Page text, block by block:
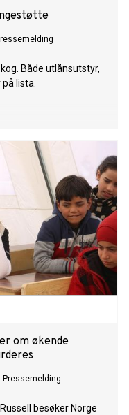
Både utlånsutstyr,
lista.
om økende
Pressemelding
besøker Norge